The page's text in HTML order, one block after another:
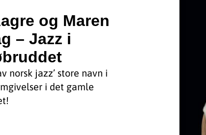
og Maren
– Jazz i
norsk jazz’ store navn i
i det gamle